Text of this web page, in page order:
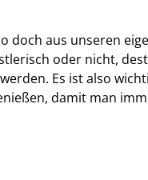
aus unseren
oder nicht,
Es ist also
damit man